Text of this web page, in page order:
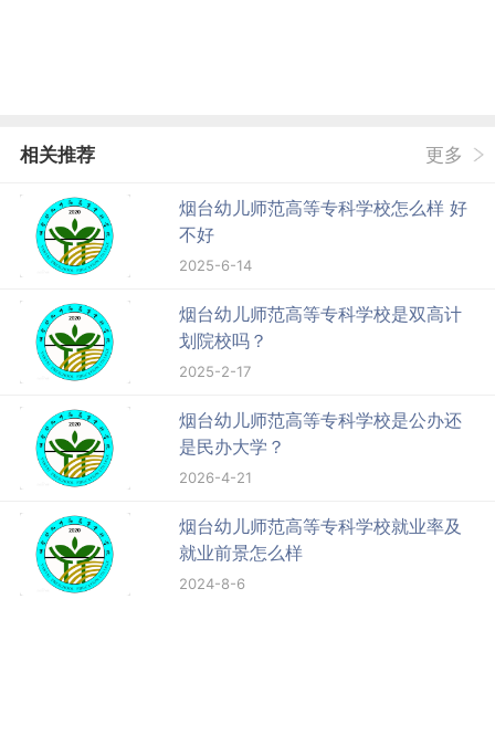
相关推荐 更多
烟台幼儿师范高等专科学校怎么样 好
不好
2025-6-14
烟台幼儿师范高等专科学校是双高计
划院校吗？
2025-2-17
烟台幼儿师范高等专科学校是公办还
是民办大学？
2026-4-21
烟台幼儿师范高等专科学校就业率及
就业前景怎么样
2024-8-6